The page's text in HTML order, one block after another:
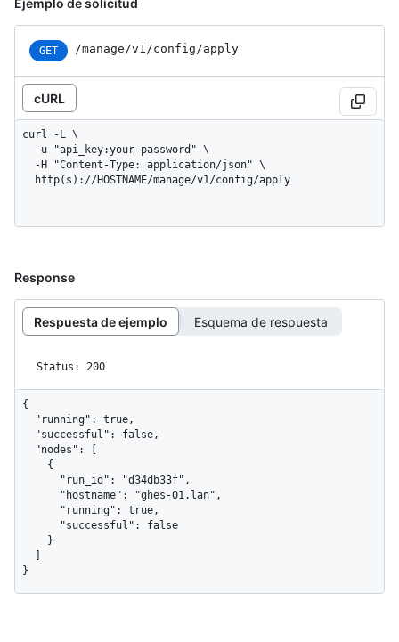
Ejemplo de solicitud
GET /manage/v1/config/apply
cURL
curl -L \
  http(s)://HOSTNAME/manage/v1/config/apply
Response
Respuesta de ejemplo Esquema de respuesta
Status: 200
{
}